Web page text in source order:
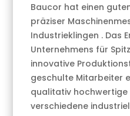
Baucor hat einen
präziser
Industrieklingen . Das
Unternehmens für
innovative
geschulte Mitarbeiter
qualitativ hochwertige
verschiedene